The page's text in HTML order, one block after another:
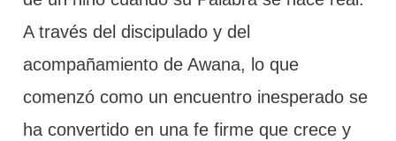
A través del discipulado y del
acompañamiento de Awana, lo que
comenzó como un encuentro inesperado se
ha convertido en una fe firme que crece y